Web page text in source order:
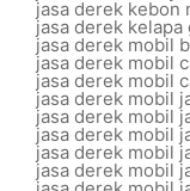
jasa derek kebon
jasa derek kelapa
jasa derek mobil
jasa derek mobil
jasa derek mobil
jasa derek mobil
jasa derek mobil
jasa derek mobil
jasa derek mobil
jasa derek mobil